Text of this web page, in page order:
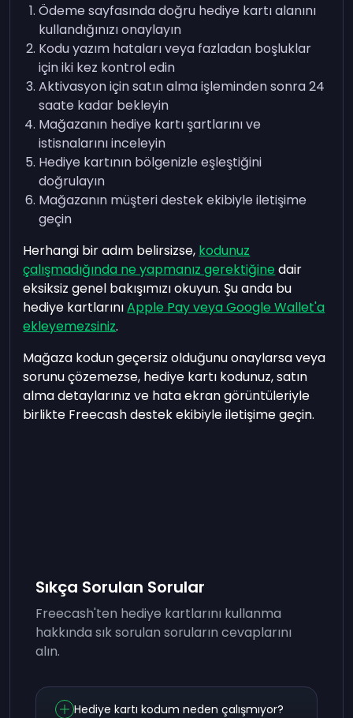
Ödeme sayfasında doğru hediye kartı alanını
kullandığınızı onaylayın
Kodu yazım hataları veya fazladan boşluklar
için iki kez kontrol edin
Aktivasyon için satın alma işleminden sonra 24
saate kadar bekleyin
Mağazanın hediye kartı şartlarını ve
istisnalarını inceleyin
Hediye kartının bölgenizle eşleştiğini
doğrulayın
Mağazanın müşteri destek ekibiyle iletişime
geçin
Herhangi bir adım belirsizse, kodunuz
çalışmadığında ne yapmanız gerektiğine dair
eksiksiz genel bakışımızı okuyun. Şu anda bu
hediye kartlarınıApple Pay veya Google Wallet'a
ekleyemezsiniz.
Mağaza kodun geçersiz olduğunu onaylarsa veya
sorunu çözemezse, hediye kartı kodunuz, satın
alma detaylarınız ve hata ekran görüntüleriyle
birlikte Freecash destek ekibiyle iletişime geçin.
Sıkça Sorulan Sorular
Freecash'ten hediye kartlarını kullanma
hakkında sık sorulan soruların cevaplarını
alın.
Hediye kartı kodum neden çalışmıyor?